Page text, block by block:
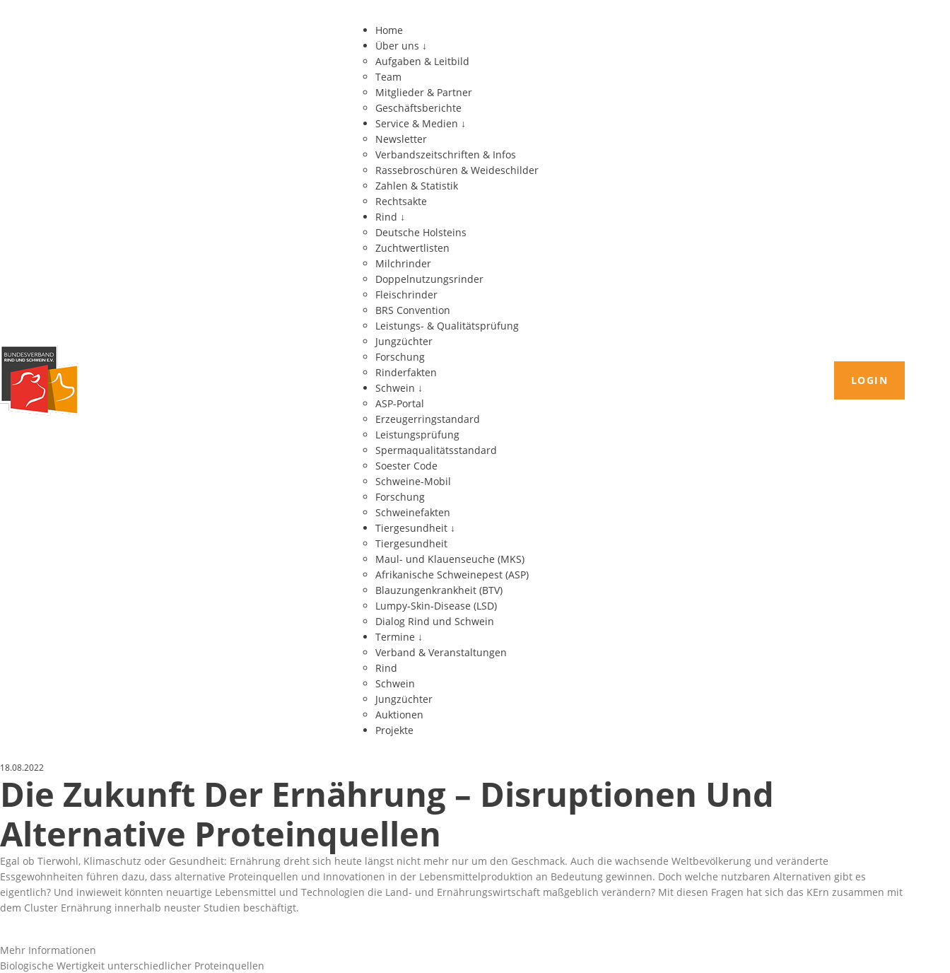
Home
Über uns ↓
Aufgaben & Leitbild
Team
Mitglieder & Partner
Geschäftsberichte
Service & Medien ↓
Newsletter
Verbandszeitschriften & Infos
Rassebroschüren & Weideschilder
Zahlen & Statistik
Rechtsakte
Rind ↓
Deutsche Holsteins
Zuchtwertlisten
Milchrinder
Doppelnutzungsrinder
Fleischrinder
BRS Convention
Leistungs- & Qualitätsprüfung
Jungzüchter
Forschung
Rinderfakten
Schwein ↓
ASP-Portal
Erzeugerringstandard
Leistungsprüfung
Spermaqualitätsstandard
Soester Code
Schweine-Mobil
Forschung
Schweinefakten
Tiergesundheit ↓
Tiergesundheit
Maul- und Klauenseuche (MKS)
Afrikanische Schweinepest (ASP)
Blauzungenkrankheit (BTV)
Lumpy-Skin-Disease (LSD)
Dialog Rind und Schwein
Termine ↓
Verband & Veranstaltungen
Rind
Schwein
Jungzüchter
Auktionen
Projekte
LOGIN
18.08.2022
Die Zukunft Der Ernährung – Disruptionen Und
Alternative Proteinquellen
Egal ob Tierwohl, Klimaschutz oder Gesundheit: Ernährung dreht sich heute längst nicht mehr nur um den Geschmack. Auch die wachsende Weltbevölkerung und veränderte
Essgewohnheiten führen dazu, dass alternative Proteinquellen und Innovationen in der Lebensmittelproduktion an Bedeutung gewinnen. Doch welche nutzbaren Alternativen gibt es
eigentlich? Und inwieweit könnten neuartige Lebensmittel und Technologien die Land- und Ernährungswirtschaft maßgeblich verändern? Mit diesen Fragen hat sich das KErn zusammen mit
dem Cluster Ernährung innerhalb neuster Studien beschäftigt.
Mehr Informationen
Biologische Wertigkeit unterschiedlicher Proteinquellen